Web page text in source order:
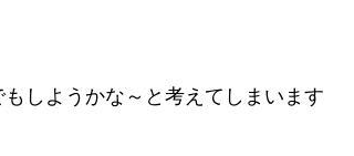
しようかな～と考えてしまいます